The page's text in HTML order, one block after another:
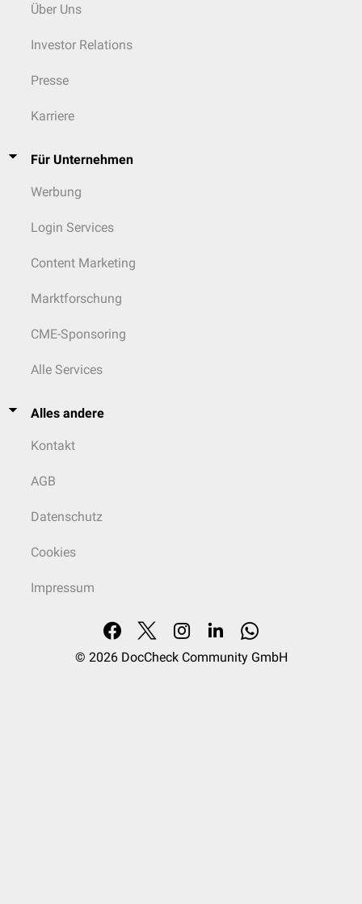
Über Uns
Investor Relations
Presse
Karriere
Für Unternehmen
Werbung
Login Services
Content Marketing
Marktforschung
CME-Sponsoring
Alle Services
Alles andere
Kontakt
AGB
Datenschutz
Cookies
Impressum
© 2026 DocCheck Community GmbH